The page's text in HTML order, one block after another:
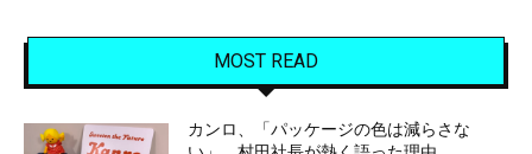
MOST READ
カンロ、「パッケージの色は減らさな